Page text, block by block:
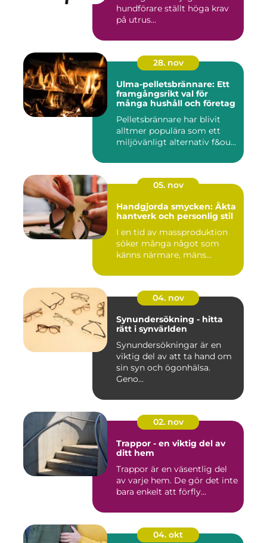
hundförare ställt höga krav
på utrus...
28. nov
Ulma-pelletsbrännare: Ett
framgångsrikt val för
många hushåll och företag
Pelletsbrännare har blivit
alltmer populära som ett
miljövänligt alternativ f&ou...
05. nov
Handgjorda smycken: Äkta
hantverk och personlig stil
I en tid av massproduktion
söker många något som
känns närmare, mäns...
04. nov
Synundersökning - hitta
rätt i synvärlden
Synundersökningar är en
viktig del av att ta hand om
sin syn och ögonhälsa.
Geno...
02. nov
Trappor - en viktig del av
ditt hem
Trappor är en väsentlig del
av varje hem. De gör det inte
bara enkelt att förfly...
04. okt